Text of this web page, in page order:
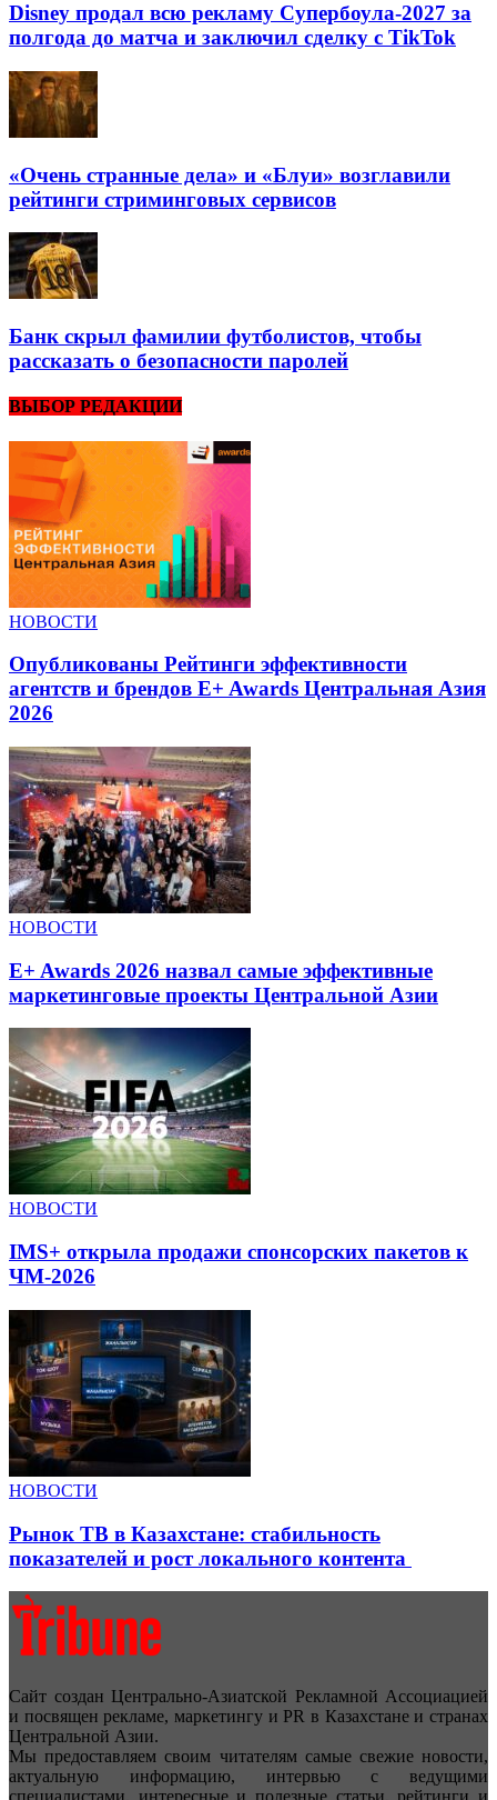
Disney продал всю рекламу Супербоула-2027 за
полгода до матча и заключил сделку с TikTok
«Очень странные дела» и «Блуи» возглавили
рейтинги стриминговых сервисов
Банк скрыл фамилии футболистов, чтобы
рассказать о безопасности паролей
ВЫБОР РЕДАКЦИИ
НОВОСТИ
Опубликованы Рейтинги эффективности
агентств и брендов E+ Awards Центральная Азия
2026
НОВОСТИ
E+ Awards 2026 назвал самые эффективные
маркетинговые проекты Центральной Азии
НОВОСТИ
IMS+ открыла продажи спонсорских пакетов к
ЧМ-2026
НОВОСТИ
Рынок ТВ в Казахстане: стабильность
показателей и рост локального контента
Сайт создан Центрально-Азиатской Рекламной Ассоциацией
и посвящен рекламе, маркетингу и PR в Казахстане и странах
Центральной Азии.
Мы предоставляем своим читателям самые свежие новости,
актуальную информацию, интервью с ведущими